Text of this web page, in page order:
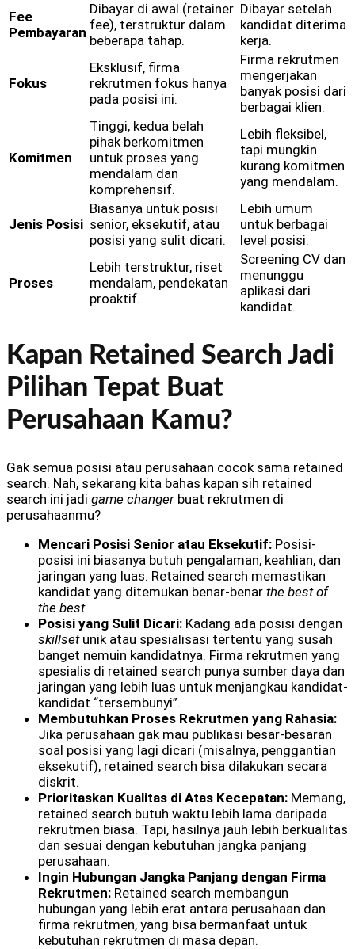
Fee
Pembayaran
Dibayar di awal (retainer
fee), terstruktur dalam
beberapa tahap.
Dibayar setelah
kandidat diterima
kerja.
Fokus
Eksklusif, firma
rekrutmen fokus hanya
pada posisi ini.
Firma rekrutmen
mengerjakan
banyak posisi dari
berbagai klien.
Komitmen
Tinggi, kedua belah
pihak berkomitmen
untuk proses yang
mendalam dan
komprehensif.
Lebih fleksibel,
tapi mungkin
kurang komitmen
yang mendalam.
Jenis Posisi
Biasanya untuk posisi
senior, eksekutif, atau
posisi yang sulit dicari.
Lebih umum
untuk berbagai
level posisi.
Proses
Lebih terstruktur, riset
mendalam, pendekatan
proaktif.
Screening CV dan
menunggu
aplikasi dari
kandidat.
Kapan Retained Search Jadi
Pilihan Tepat Buat
Perusahaan Kamu?
Gak semua posisi atau perusahaan cocok sama retained
search. Nah, sekarang kita bahas kapan sih retained
search ini jadi game changer buat rekrutmen di
perusahaanmu?
Mencari Posisi Senior atau Eksekutif: Posisi-
posisi ini biasanya butuh pengalaman, keahlian, dan
jaringan yang luas. Retained search memastikan
kandidat yang ditemukan benar-benar the best of
the best.
Posisi yang Sulit Dicari: Kadang ada posisi dengan
skillsetunik atau spesialisasi tertentu yang susah
banget nemuin kandidatnya. Firma rekrutmen yang
spesialis di retained search punya sumber daya dan
jaringan yang lebih luas untuk menjangkau kandidat-
kandidat “tersembunyi”.
Membutuhkan Proses Rekrutmen yang Rahasia:
Jika perusahaan gak mau publikasi besar-besaran
soal posisi yang lagi dicari (misalnya, penggantian
eksekutif), retained search bisa dilakukan secara
diskrit.
Prioritaskan Kualitas di Atas Kecepatan: Memang,
retained search butuh waktu lebih lama daripada
rekrutmen biasa. Tapi, hasilnya jauh lebih berkualitas
dan sesuai dengan kebutuhan jangka panjang
perusahaan.
Ingin Hubungan Jangka Panjang dengan Firma
Rekrutmen: Retained search membangun
hubungan yang lebih erat antara perusahaan dan
firma rekrutmen, yang bisa bermanfaat untuk
kebutuhan rekrutmen di masa depan.